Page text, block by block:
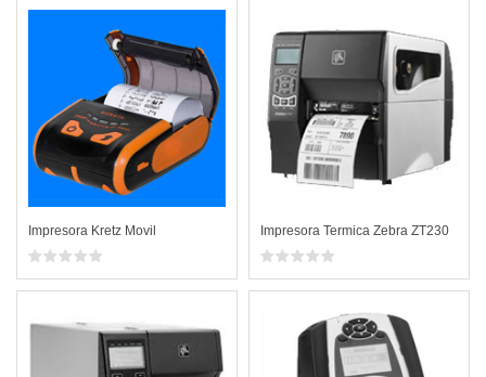
Impresora Kretz Movil Impresora Termica Zebra ZT230